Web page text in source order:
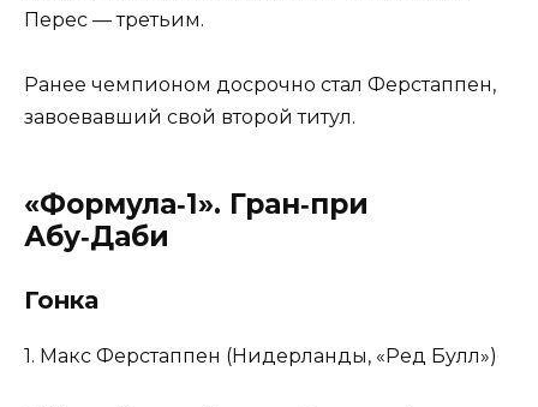
Перес — третьим.
Ранее чемпионом досрочно стал Ферстаппен,
завоевавший свой второй титул.
«Формула‑1». Гран‑при
Абу‑Даби
Гонка
1. Макс Ферстаппен (Нидерланды, «Ред Булл»)